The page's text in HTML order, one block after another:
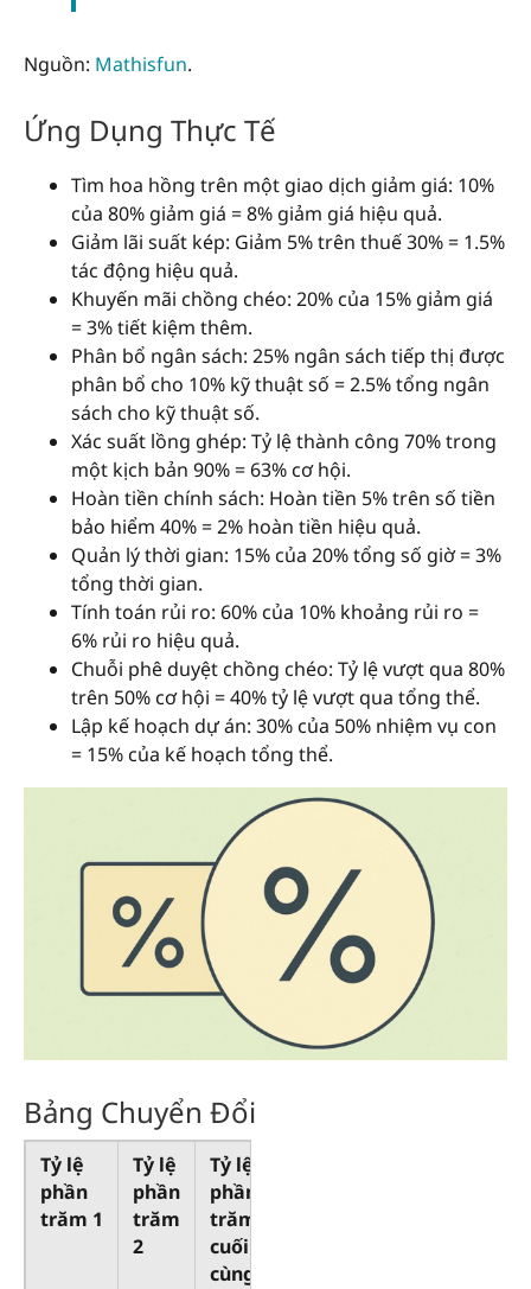
Nguồn: Mathisfun.
Ứng Dụng Thực Tế
Tìm hoa hồng trên một giao dịch giảm giá: 10%
của 80% giảm giá = 8% giảm giá hiệu quả.
Giảm lãi suất kép: Giảm 5% trên thuế 30% = 1.5%
tác động hiệu quả.
Khuyến mãi chồng chéo: 20% của 15% giảm giá
= 3% tiết kiệm thêm.
Phân bổ ngân sách: 25% ngân sách tiếp thị được
phân bổ cho 10% kỹ thuật số = 2.5% tổng ngân
sách cho kỹ thuật số.
Xác suất lồng ghép: Tỷ lệ thành công 70% trong
một kịch bản 90% = 63% cơ hội.
Hoàn tiền chính sách: Hoàn tiền 5% trên số tiền
bảo hiểm 40% = 2% hoàn tiền hiệu quả.
Quản lý thời gian: 15% của 20% tổng số giờ = 3%
tổng thời gian.
Tính toán rủi ro: 60% của 10% khoảng rủi ro =
6% rủi ro hiệu quả.
Chuỗi phê duyệt chồng chéo: Tỷ lệ vượt qua 80%
trên 50% cơ hội = 40% tỷ lệ vượt qua tổng thể.
Lập kế hoạch dự án: 30% của 50% nhiệm vụ con
= 15% của kế hoạch tổng thể.
Bảng Chuyển Đổi
Tỷ lệ
phần
trăm 1
Tỷ lệ
phần
trăm
2
Tỷ lệ
phần
trăm
cuối
cùng